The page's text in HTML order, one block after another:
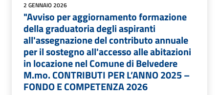
2 GENNAIO 2026
"Avviso per aggiornamento formazione
della graduatoria degli aspiranti
all'assegnazione del contributo annuale
per il sostegno all'accesso alle abitazioni
in locazione nel Comune di Belvedere
M.mo. CONTRIBUTI PER L’ANNO 2025 –
FONDO E COMPETENZA 2026